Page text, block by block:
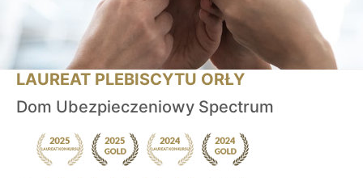
LAUREAT PLEBISCYTU ORŁY
Dom Ubezpieczeniowy Spectrum